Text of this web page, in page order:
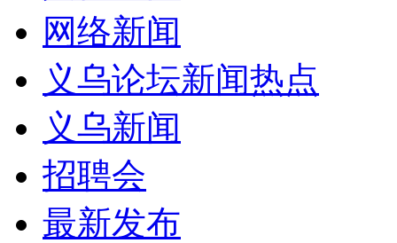
网络新闻
义乌论坛新闻热点
义乌新闻
招聘会
最新发布